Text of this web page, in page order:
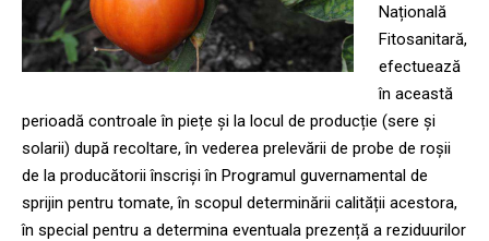
Națională
Fitosanitară,
efectuează
în această
perioadă controale în piețe și la locul de producție (sere și
solarii) după recoltare, în vederea prelevării de probe de roșii
de la producătorii înscriși în Programul guvernamental de
sprijin pentru tomate, în scopul determinării calității acestora,
în special pentru a determina eventuala prezență a reziduurilor